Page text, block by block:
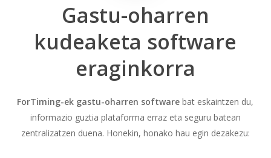
Gastu-oharren
kudeaketa software
eraginkorra
ForTiming-ek gastu-oharren software bat eskaintzen du,
informazio guztia plataforma erraz eta seguru batean
zentralizatzen duena. Honekin, honako hau egin dezakezu: